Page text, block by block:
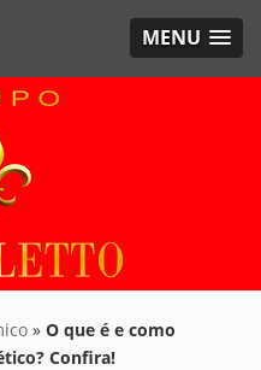
MENU
» O que é e como
Confira!